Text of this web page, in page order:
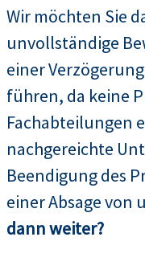
Wir möchten Sie
unvollständige
einer
führen, da keine
Fachabteilungen
nachgereichte
Beendigung des
einer Absage von
dann weiter?